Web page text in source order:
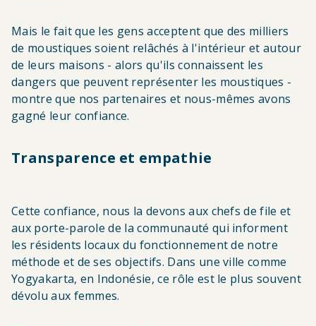
Mais le fait que les gens acceptent que des milliers
de moustiques soient relâchés à l'intérieur et autour
de leurs maisons - alors qu'ils connaissent les
dangers que peuvent représenter les moustiques -
montre que nos partenaires et nous-mêmes avons
gagné leur confiance.
Transparence et empathie
Cette confiance, nous la devons aux chefs de file et
aux porte-parole de la communauté qui informent
les résidents locaux du fonctionnement de notre
méthode et de ses objectifs. Dans une ville comme
Yogyakarta, en Indonésie, ce rôle est le plus souvent
dévolu aux femmes.